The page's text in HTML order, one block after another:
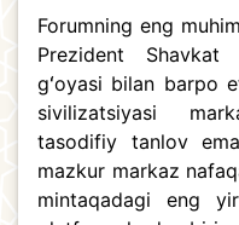
Forumning eng
Prezident
gʻoyasi bilan barpo
sivilizatsiyasi
tasodifiy tanlov
mazkur markaz
mintaqadagi eng